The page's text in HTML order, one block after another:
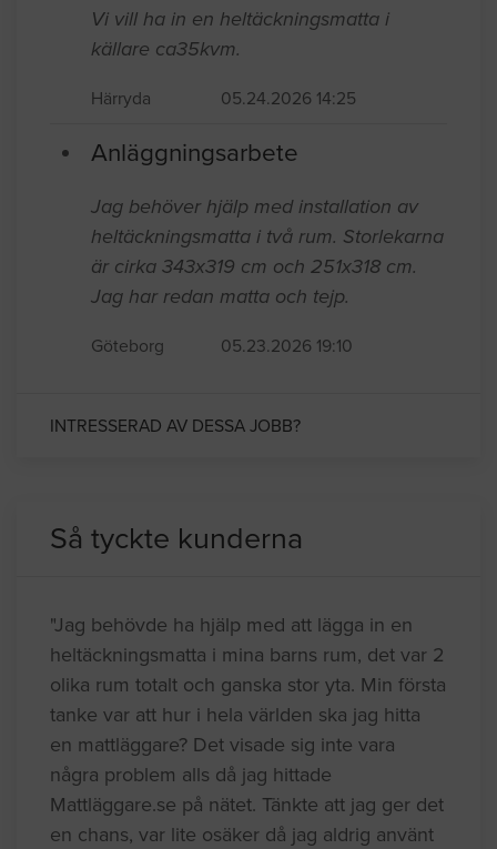
Vi vill ha in en heltäckningsmatta i
källare ca35kvm.
Härryda 05.24.2026 14:25
Anläggningsarbete
Jag behöver hjälp med installation av
heltäckningsmatta i två rum. Storlekarna
är cirka 343x319 cm och 251x318 cm.
Jag har redan matta och tejp.
Göteborg 05.23.2026 19:10
INTRESSERAD AV DESSA JOBB?
Så tyckte kunderna
"Jag behövde ha hjälp med att lägga in en
heltäckningsmatta i mina barns rum, det var 2
olika rum totalt och ganska stor yta. Min första
tanke var att hur i hela världen ska jag hitta
en mattläggare? Det visade sig inte vara
några problem alls då jag hittade
Mattläggare.se på nätet. Tänkte att jag ger det
en chans, var lite osäker då jag aldrig använt